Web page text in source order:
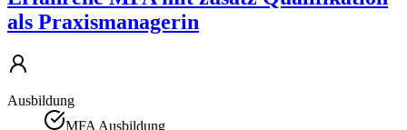
als Praxismanagerin
Ausbildung
MFA Ausbildung